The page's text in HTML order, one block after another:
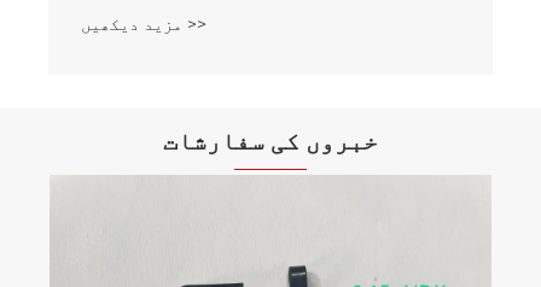
مزید دیکھیں >>
خبروں کی سفارشات